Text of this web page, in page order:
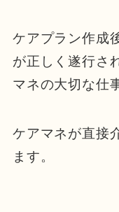
ケアプラン作成
が正しく遂行さ
マネの大切な仕
ケアマネが直接
ます。